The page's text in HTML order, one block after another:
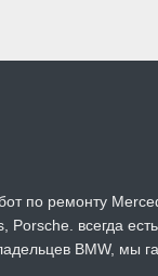
по ремонту
Porsche. всегда
BMW, мы